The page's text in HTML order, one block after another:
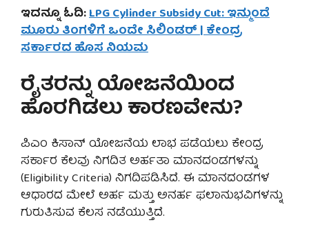
ಇದನ್ನೂ ಓದಿ:LPG Cylinder Subsidy Cut: ಇನ್ಮುಂದೆ
ಮೂರು ತಿಂಗಳಿಗೆ ಒಂದೇ ಸಿಲಿಂಡರ್ | ಕೇಂದ್ರ
ಸರ್ಕಾರದ ಹೊಸ ನಿಯಮ
ರೈತರನ್ನು ಯೋಜನೆಯಿಂದ
ಹೊರಗಿಡಲು ಕಾರಣವೇನು?
ಪಿಎಂ ಕಿಸಾನ್ ಯೋಜನೆಯ ಲಾಭ ಪಡೆಯಲು ಕೇಂದ್ರ
ಸರ್ಕಾರ ಕೆಲವು ನಿಗದಿತ ಅರ್ಹತಾ ಮಾನದಂಡಗಳನ್ನು
(Eligibility Criteria) ನಿಗದಿಪಡಿಸಿದೆ. ಈ ಮಾನದಂಡಗಳ
ಆಧಾರದ ಮೇಲೆ ಅರ್ಹ ಮತ್ತು ಅನರ್ಹ ಫಲಾನುಭವಿಗಳನ್ನು
ಗುರುತಿಸುವ ಕೆಲಸ ನಡೆಯುತ್ತಿದೆ.